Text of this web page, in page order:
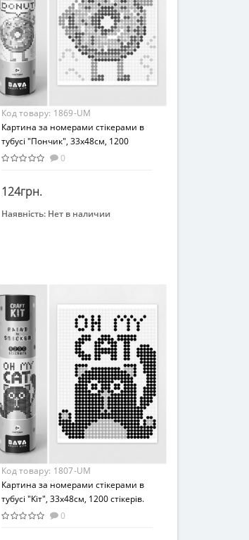
Код товару: 1869-UM
Картина за номерами стікерами в
тубусі "Пончик", 33х48см, 1200
стікерів. 18690
124грн.
Закінчився
Наявність: Нет в наличии
Возраст
От 8 лет
Материал
Картон
Код товару: 1807-UM
Картина за номерами стікерами в
тубусі "Кіт", 33х48см, 1200 стікерів.
1807
0